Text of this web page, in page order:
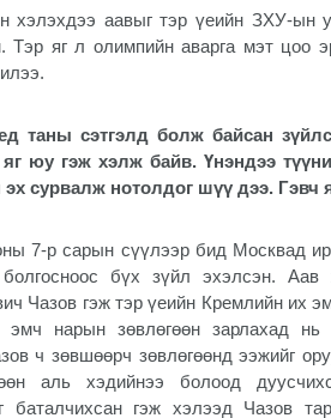
хэлэхдээ аавыг тэр үеийн ЗХУ-ын
Тэр яг л олимпийн аварга мэт цоо
таны сэтгэлд болж байсан
юу гэж хэлж байв. Үнэндээ
сурвалж нотолдог шүү дээ. Гэвч
7-р сарын сүүлээр бид Москвад
бүх зүйл эхэлсэн.
Чазов гэж тэр үеийн Кремлийн их
эмч нарын зөвлөгөөн зарлахад
ч зөвшөөрч зөвлөгөөнд ээжийг
аль хэдийнээ болоод
баталчихсан гэж хэлээд Чазов